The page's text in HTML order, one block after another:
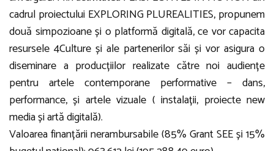
cadrul proiectului EXPLORING PLUREALITIES, propunem
două simpozioane și o platformă digitală, ce vor capacita
resursele 4Culture și ale partenerilor săi și vor asigura o
diseminare a producțiilor realizate către noi audiențe
pentru artele contemporane performative – dans,
performance, și artele vizuale ( instalații, proiecte new
media și artă digitală).
Valoarea finanțării nerambursabile (85% Grant SEE și 15%